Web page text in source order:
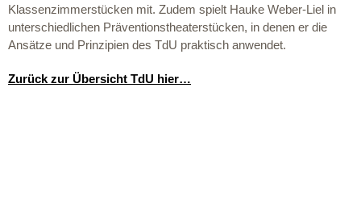
Klassenzimmerstücken mit. Zudem spielt Hauke Weber-Liel in
unterschiedlichen Präventionstheaterstücken, in denen er die
Ansätze und Prinzipien des TdU praktisch anwendet.
Zurück zur Übersicht TdU hier…